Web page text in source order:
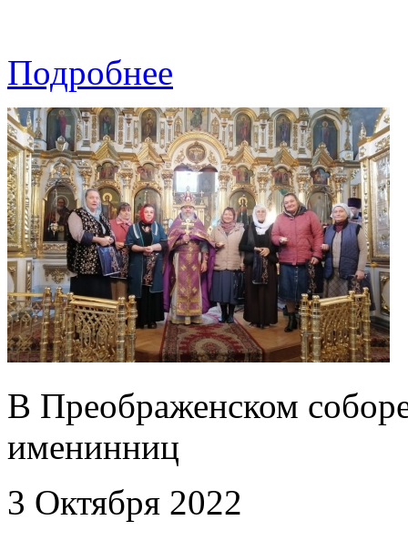
Подробнее
В Преображенском
именинниц
3 Октября 2022